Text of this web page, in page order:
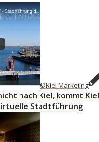
©Kiel-Marketing
nach Kiel, kommt Kiel
Stadtführung